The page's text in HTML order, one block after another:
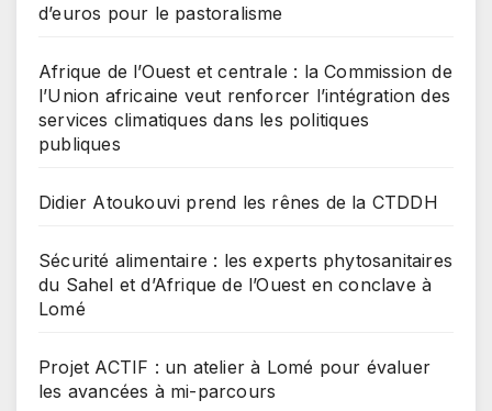
d’euros pour le pastoralisme
Afrique de l’Ouest et centrale : la Commission de
l’Union africaine veut renforcer l’intégration des
services climatiques dans les politiques
publiques
Didier Atoukouvi prend les rênes de la CTDDH
Sécurité alimentaire : les experts phytosanitaires
du Sahel et d’Afrique de l’Ouest en conclave à
Lomé
Projet ACTIF : un atelier à Lomé pour évaluer
les avancées à mi-parcours